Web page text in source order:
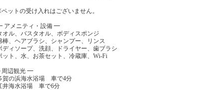
ットの受け入れはございません。
アメニティ・設備 ━
オル、バスタオル、ボディスポンジ
棒、ヘアブラシ、シャンプー、リンス
ディソープ、洗顔、ドライヤー、歯ブラシ
ット、水、お茶セット、冷蔵庫、Wi-Fi
周辺観光 ━
賀の浜海水浴場 車で4分
井海水浴場 車で6分